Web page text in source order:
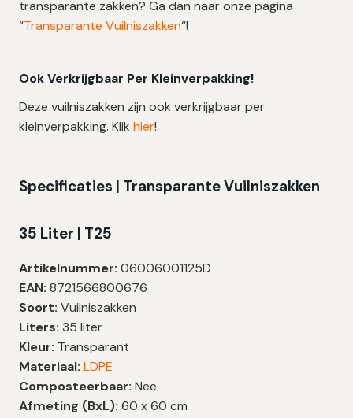
transparante zakken? Ga dan naar onze pagina
“Transparante Vuilniszakken“!
Ook Verkrijgbaar Per Kleinverpakking!
Deze vuilniszakken zijn ook verkrijgbaar per
kleinverpakking. Klik hier!
Specificaties | Transparante Vuilniszakken
35 Liter | T25
Artikelnummer: 06006001125D
EAN: 8721566800676
Soort: Vuilniszakken
Liters: 35 liter
Kleur: Transparant
Materiaal: LDPE
Composteerbaar: Nee
Afmeting (BxL): 60 x 60 cm